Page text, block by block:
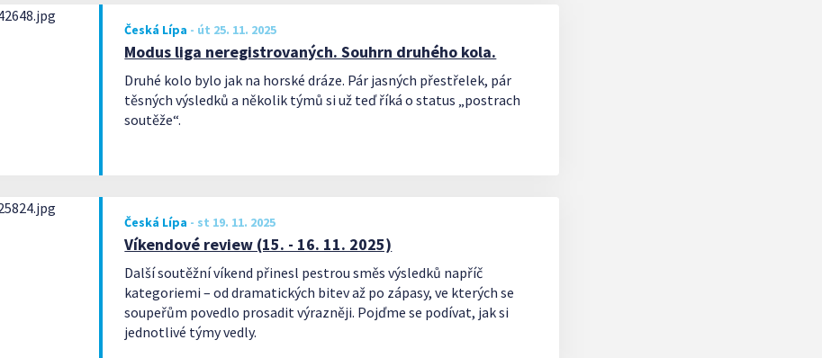
Česká Lípa - út 25. 11. 2025
Modus liga neregistrovaných. Souhrn druhého kola.
Druhé kolo bylo jak na horské dráze. Pár jasných přestřelek, pár
těsných výsledků a několik týmů si už teď říká o status „postrach
soutěže“.
Česká Lípa - st 19. 11. 2025
Víkendové review (15. - 16. 11. 2025)
Další soutěžní víkend přinesl pestrou směs výsledků napříč
kategoriemi – od dramatických bitev až po zápasy, ve kterých se
soupeřům povedlo prosadit výrazněji. Pojďme se podívat, jak si
jednotlivé týmy vedly.